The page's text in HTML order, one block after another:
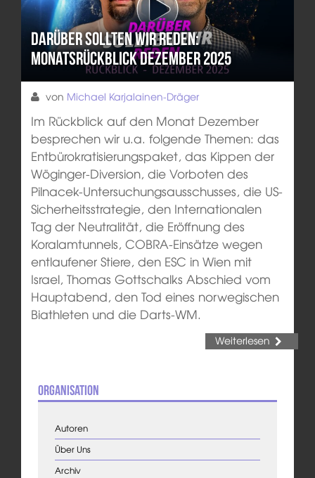
Darüber sollten wir reden:
Monatsrückblick Dezember 2025
von Michael Karjalainen-Dräger
Im Rückblick auf den Monat Dezember
besprechen wir u.a. folgende Themen: das
Entbürokratisierungspaket, das Kippen der
Wöginger-Diversion, die Vorboten des
Pilnacek-Untersuchungsausschusses, die US-
Sicherheitsstrategie, den Internationalen
Tag der Neutralität, die Eröffnung des
Koralamtunnels, COBRA-Einsätze wegen
entlaufener Stiere, den ESC in Wien mit
Israel, Thomas Gottschalks Abschied vom
Hauptabend, den Tod eines norwegischen
Biathleten und die Darts-WM.
Weiterlesen
Organisation
Autoren
Über Uns
Archiv